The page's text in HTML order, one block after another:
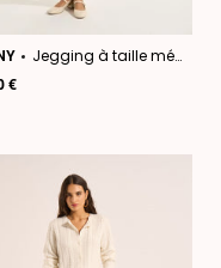
Jegging à taille médium
€